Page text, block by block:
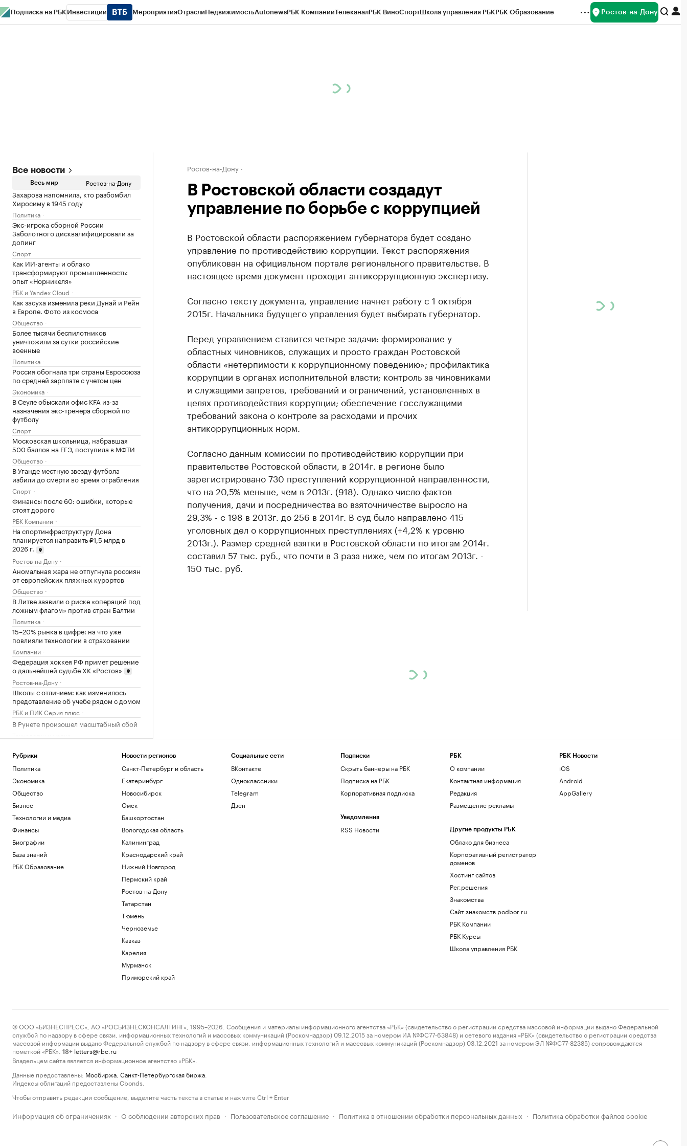
Подписка на РБК Инвестиции МероприятияОтраслиНедвижимостьAutonewsРБК КомпанииТелеканалРБК ВиноСпортШкола управления РБКРБК Образование Ростов-на-Дону
Все новости
Весь мир Ростов-на-Дону
Захарова напомнила, кто разбомбил
Хиросиму в 1945 году
Политика
Экс-игрока сборной России
Заболотного дисквалифицировали за
допинг
Спорт
Как ИИ-агенты и облако
трансформируют промышленность:
опыт «Норникеля»
РБК и Yandex Cloud
Как засуха изменила реки Дунай и Рейн
в Европе. Фото из космоса
Общество
Более тысячи беспилотников
уничтожили за сутки российские
военные
Политика
Россия обогнала три страны Евросоюза
по средней зарплате с учетом цен
Экономика
В Сеуле обыскали офис KFA из-за
назначения экс-тренера сборной по
футболу
Спорт
Московская школьница, набравшая
500 баллов на ЕГЭ, поступила в МФТИ
Общество
В Уганде местную звезду футбола
избили до смерти во время ограбления
Спорт
Финансы после 60: ошибки, которые
стоят дорого
РБК Компании
На спортинфраструктуру Дона
планируется направить ₽1,5 млрд в
2026 г.
Ростов-на-Дону
Аномальная жара не отпугнула россиян
от европейских пляжных курортов
Общество
В Литве заявили о риске «операций под
ложным флагом» против стран Балтии
Политика
15–20% рынка в цифре: на что уже
повлияли технологии в страховании
Компании
Федерация хоккея РФ примет решение
о дальнейшей судьбе ХК «Ростов»
Ростов-на-Дону
Школы с отличием: как изменилось
представление об учебе рядом с домом
РБК и ПИК Серия плюс
В Рунете произошел масштабный сбой
снаряда «в сторону моря»
Политика
уровень строительной инфляции
Ростов-на-Дону
Автомобиль наехал на пешеходов в
Омске, ранены восемь человек
Общество
Ростов-на-Дону
В Ростовской области создадут
управление по борьбе с коррупцией
В Ростовской области распоряжением губернатора будет создано
управление по противодействию коррупции. Текст распоряжения
опубликован на официальном портале регионального правительстве. В
настоящее время документ проходит антикоррупционную экспертизу.
Согласно тексту документа, управление начнет работу с 1 октября
2015г. Начальника будущего управления будет выбирать губернатор.
Перед управлением ставится четыре задачи: формирование у
областных чиновников, служащих и просто граждан Ростовской
области «нетерпимости к коррупционному поведению»; профилактика
коррупции в органах исполнительной власти; контроль за чиновниками
и служащими запретов, требований и ограничений, установленных в
целях противодействия коррупции; обеспечение госслужащими
требований закона о контроле за расходами и прочих
антикоррупционных норм.
Согласно данным комиссии по противодействию коррупции при
правительстве Ростовской области, в 2014г. в регионе было
зарегистрировано 730 преступлений коррупционной направленности,
что на 20,5% меньше, чем в 2013г. (918). Однако число фактов
получения, дачи и посредничества во взяточничестве выросло на
29,3% - с 198 в 2013г. до 256 в 2014г. В суд было направлено 415
уголовных дел о коррупционных преступлениях (+4,2% к уровню
2013г.). Размер средней взятки в Ростовской области по итогам 2014г.
составил 57 тыс. руб., что почти в 3 раза ниже, чем по итогам 2013г. -
150 тыс. руб.
Рубрики
Политика
Экономика
Общество
Бизнес
Технологии и медиа
Финансы
Биографии
База знаний
РБК Образование
Новости регионов
Санкт-Петербург и область
Екатеринбург
Новосибирск
Омск
Башкортостан
Вологодская область
Калининград
Краснодарский край
Нижний Новгород
Пермский край
Ростов-на-Дону
Татарстан
Тюмень
Черноземье
Кавказ
Карелия
Мурманск
Приморский край
Социальные сети
ВКонтакте
Одноклассники
Telegram
Дзен
Подписки
Скрыть баннеры на РБК
Подписка на РБК
Корпоративная подписка
Уведомления
RSS Новости
РБК
О компании
Контактная информация
Редакция
Размещение рекламы
Другие продукты РБК
Облако для бизнеса
Корпоративный регистратор
доменов
Хостинг сайтов
Рег.решения
Знакомства
Сайт знакомств podbor.ru
РБК Компании
РБК Курсы
Школа управления РБК
РБК Новости
iOS
Android
AppGallery
© ООО «БИЗНЕСПРЕСС», АО «РОСБИЗНЕСКОНСАЛТИНГ», 1995–2026. Сообщения и материалы информационного агентства «РБК» (свидетельство о регистрации средства массовой информации выдано Федеральной
службой по надзору в сфере связи, информационных технологий и массовых коммуникаций (Роскомнадзор) 09.12.2015 за номером ИА №ФС77-63848) и сетевого издания «РБК» (свидетельство о регистрации средства
массовой информации выдано Федеральной службой по надзору в сфере связи, информационных технологий и массовых коммуникаций (Роскомнадзор) 03.12.2021 за номером ЭЛ №ФС77-82385) сопровождаются
пометкой «РБК».
18+ letters@rbc.ru
Владельцем сайта является информационное агентство «РБК».
Данные предоставлены: Мосбиржа Санкт-Петербургская биржа
Индексы облигаций предоставлены Cbonds.
Чтобы отправить редакции сообщение, выделите часть текста в статье и нажмите Ctrl + Enter
Информация об ограничениях · О соблюдении авторских прав · Пользовательское соглашение · Политика в отношении обработки персональных данных · Политика обработки файлов cookie